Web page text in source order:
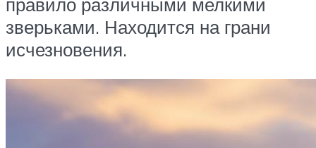
зверьками. Находится на грани
исчезновения.